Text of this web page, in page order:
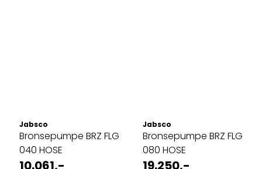
Jabsco
Bronsepumpe BRZ FLG
040 HOSE
10.061,-
Jabsco
Bronsepumpe BRZ FLG
080 HOSE
19.250,-